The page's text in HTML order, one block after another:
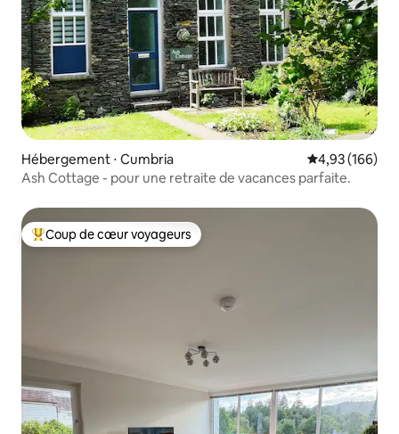
Hébergement ⋅ Cumbria Évaluation
4,93 (166)
Ash Cottage - pour une retraite de vacances parfaite.
Coups de cœur voyageurs les plus appréciés
Coup de cœur voyageurs